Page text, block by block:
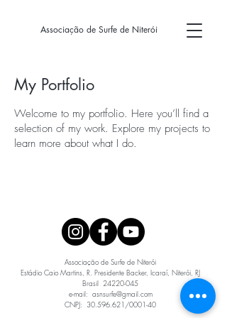
Associação de Surfe de Niterói
My Portfolio
Welcome to my portfolio. Here you’ll find a
selection of my work. Explore my projects to
learn more about what I do.
Associação de Surfe de Niterói
Estádio Caio Martins, R. Presidente Backer, Icaraí, Niterói, RJ
Brasil  24220-045
e-mail:  asnsurfe@gmail.com
CNPJ:  30.596.621/0001-40